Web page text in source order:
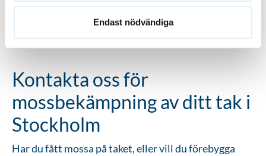
Endast nödvändiga
bevarar fastighetens värde och bidrar
till ett bättre helhetsintryck av huset.
Kontakta oss för
mossbekämpning av ditt tak i
Stockholm
Har du fått mossa på taket, eller vill du förebygga